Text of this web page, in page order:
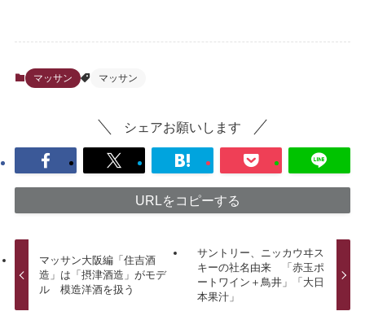
マッサン マッサン
シェアお願いします
URLをコピーする
マッサン大阪編「住吉酒
造」は「摂津酒造」がモデ
ル 模造洋酒を扱う
サントリー、ニッカウヰス
キーの社名由来 「赤玉ポ
ートワイン＋鳥井」「大日
本果汁」